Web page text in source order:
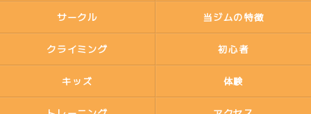
サークル 当ジムの特徴
クライミング 初心者
キッズ 体験